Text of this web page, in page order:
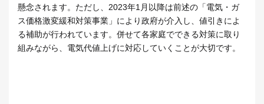
懸念されます。ただし、2023年1月以降は前述の「電気・ガ
ス価格激変緩和対策事業」により政府が介入し、値引きによ
る補助が行われています。併せて各家庭でできる対策に取り
組みながら、電気代値上げに対応していくことが大切です。